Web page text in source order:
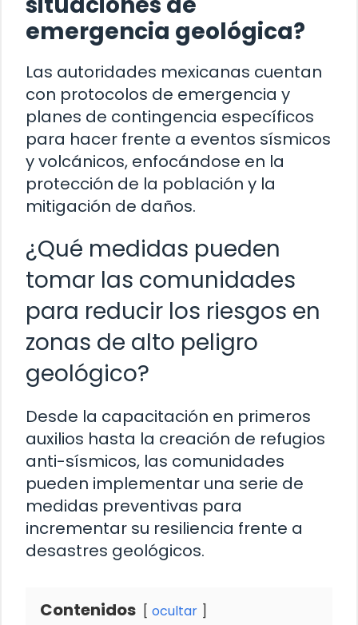
emergencia geológica?
Las autoridades mexicanas cuentan
con protocolos de emergencia y
planes de contingencia específicos
para hacer frente a eventos sísmicos
y volcánicos, enfocándose en la
protección de la población y la
mitigación de daños.
¿Qué medidas pueden
tomar las comunidades
para reducir los riesgos en
zonas de alto peligro
geológico?
Desde la capacitación en primeros
auxilios hasta la creación de refugios
anti-sísmicos, las comunidades
pueden implementar una serie de
medidas preventivas para
incrementar su resiliencia frente a
desastres geológicos.
Contenidos ocultar